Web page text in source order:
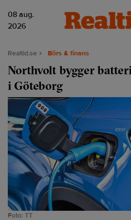
08 aug.
2026
Realtid.se Börs & finans
Northvolt bygger
i Göteborg
Foto: TT